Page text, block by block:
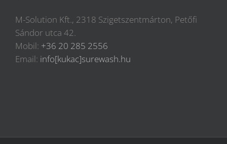
M-Solution Kft., 2318 Szigetszentmárton, Petőfi
Sándor utca 42.
Mobil: +36 20 285 2556
Email: info[kukac]surewash.hu